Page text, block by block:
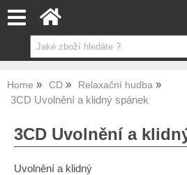
Home CD Relaxační hudba
3CD Uvolnění a klidný spánek
3CD Uvolnění a
Uvolnění a klidný